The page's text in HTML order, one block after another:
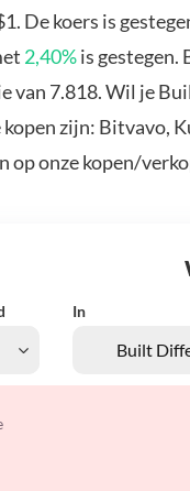
De koers is
2,40%is gestegen.
van 7.818. Wil je
zijn: Bitvavo,
op onze kopen/
In